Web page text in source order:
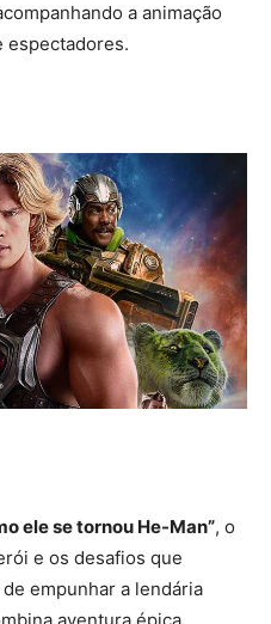
a animação
espectadores.
ele se tornou He-Man”, o
e os desafios que
empunhar a lendária